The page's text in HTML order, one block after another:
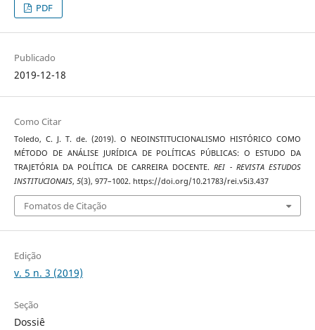
PDF
Publicado
2019-12-18
Como Citar
Toledo, C. J. T. de. (2019). O NEOINSTITUCIONALISMO HISTÓRICO COMO
MÉTODO DE ANÁLISE JURÍDICA DE POLÍTICAS PÚBLICAS: O ESTUDO DA
TRAJETÓRIA DA POLÍTICA DE CARREIRA DOCENTE.REI - REVISTA ESTUDOS
INSTITUCIONAIS, 5(3), 977–1002. https://doi.org/10.21783/rei.v5i3.437
Fomatos de Citação
Edição
v. 5 n. 3 (2019)
Seção
Dossiê